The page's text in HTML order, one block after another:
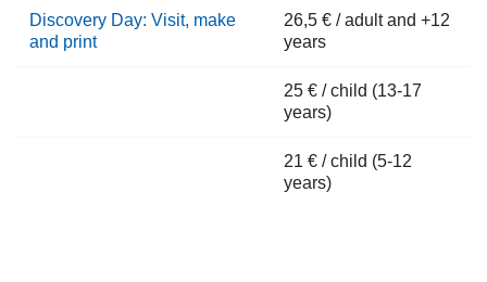
Discovery Day: Visit, make
and print
26,5 € / adult and +12
years
25 € / child (13-17
years)
21 € / child (5-12
years)